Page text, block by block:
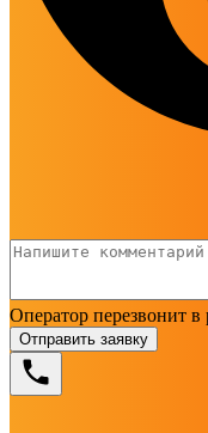
Оператор перезвонит в
Отправить заявку